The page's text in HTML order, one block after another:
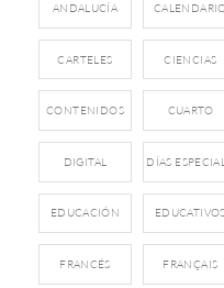
ANDALUCÍA
CARTELES CIENCIAS
CONTENIDOS CUARTO
DIGITAL
EDUCACIÓN EDUCATIVOS
FRANCÉS FRANÇAIS